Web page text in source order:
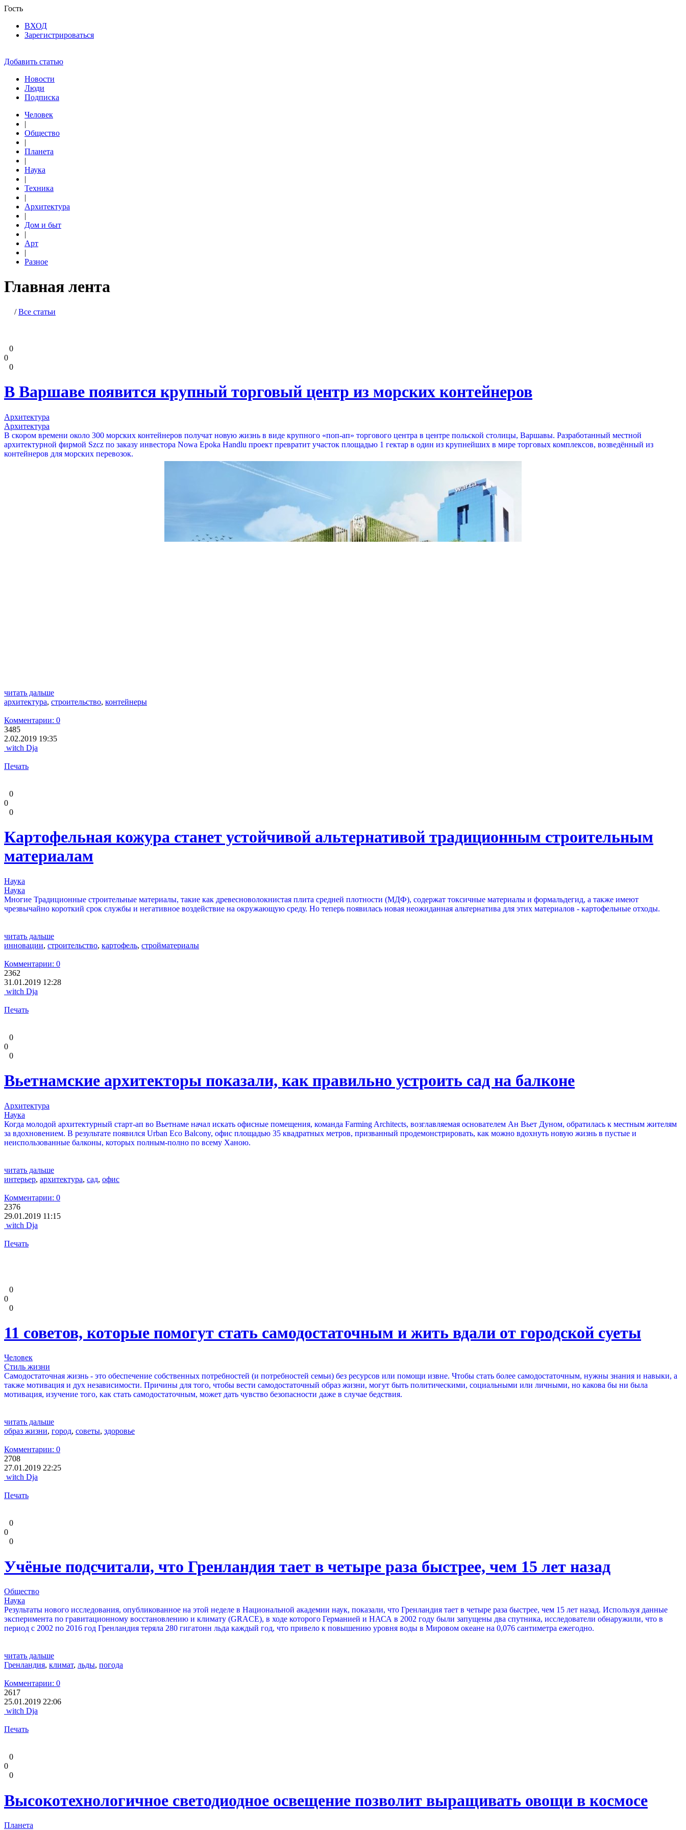
Гость
ВХОД
Зарегистрироваться
Добавить статью
Новости
Люди
Подписка
Человек
|
Общество
|
Планета
|
Наука
|
Техника
|
Архитектура
|
Дом и быт
|
Арт
|
Разное
Главная лента
/Все статьи
0
0
0
В Варшаве появится крупный торговый центр из морских контейнеров
Архитектура
Архитектура
В скором времени около 300 морских контейнеров получат новую жизнь в виде крупного «поп-ап» торгового центра в центре польской столицы, Варшавы. Разработанный местной
архитектурной фирмой Szcz по заказу инвестора Nowa Epoka Handlu проект превратит участок площадью 1 гектар в один из крупнейших в мире торговых комплексов, возведённый из
контейнеров для морских перевозок.
читать дальше
архитектура, строительство, контейнеры
Комментарии: 0
3485
2.02.2019 19:35
witch Dja
Печать
0
0
0
Картофельная кожура станет устойчивой альтернативой традиционным строительным
материалам
Наука
Наука
Многие Традиционные строительные материалы, такие как древесноволокнистая плита средней плотности (МДФ), содержат токсичные материалы и формальдегид, а также имеют
чрезвычайно короткий срок службы и негативное воздействие на окружающую среду. Но теперь появилась новая неожиданная альтернатива для этих материалов - картофельные отходы.
читать дальше
инновации, строительство, картофель, стройматериалы
Комментарии: 0
2362
31.01.2019 12:28
witch Dja
Печать
0
0
0
Вьетнамские архитекторы показали, как правильно устроить сад на балконе
Архитектура
Наука
Когда молодой архитектурный старт-ап во Вьетнаме начал искать офисные помещения, команда Farming Architects, возглавляемая основателем Ан Вьет Дуном, обратилась к местным жителям
за вдохновением. В результате появился Urban Eco Balcony, офис площадью 35 квадратных метров, призванный продемонстрировать, как можно вдохнуть новую жизнь в пустые и
неиспользованные балконы, которых полным-полно по всему Ханою.
читать дальше
интерьер, архитектура, сад, офис
Комментарии: 0
2376
29.01.2019 11:15
witch Dja
Печать
0
0
0
11 советов, которые помогут стать самодостаточным и жить вдали от городской суеты
Человек
Стиль жизни
Самодостаточная жизнь - это обеспечение собственных потребностей (и потребностей семьи) без ресурсов или помощи извне. Чтобы стать более самодостаточным, нужны знания и навыки, а
также мотивация и дух независимости. Причины для того, чтобы вести самодостаточный образ жизни, могут быть политическими, социальными или личными, но какова бы ни была
мотивация, изучение того, как стать самодостаточным, может дать чувство безопасности даже в случае бедствия.
читать дальше
образ жизни, город, советы, здоровье
Комментарии: 0
2708
27.01.2019 22:25
witch Dja
Печать
0
0
0
Учёные подсчитали, что Гренландия тает в четыре раза быстрее, чем 15 лет назад
Общество
Наука
Результаты нового исследования, опубликованное на этой неделе в Национальной академии наук, показали, что Гренландия тает в четыре раза быстрее, чем 15 лет назад. Используя данные
эксперимента по гравитационному восстановлению и климату (GRACE), в ходе которого Германией и НАСА в 2002 году были запущены два спутника, исследователи обнаружили, что в
период с 2002 по 2016 год Гренландия теряла 280 гигатонн льда каждый год, что привело к повышению уровня воды в Мировом океане на 0,076 сантиметра ежегодно.
читать дальше
Гренландия, климат, льды, погода
Комментарии: 0
2617
25.01.2019 22:06
witch Dja
Печать
0
0
0
Высокотехнологичное светодиодное освещение позволит выращивать овощи в космосе
Планета